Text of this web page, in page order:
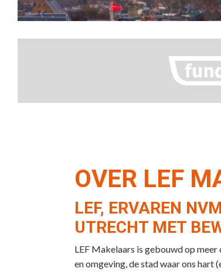
OVER LEF
LEF, ERVAREN
UTRECHT MET
LEF Makelaars is gebouwd op
en omgeving, de stad waar ons hart